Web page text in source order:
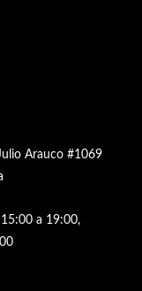
Arauco #1069
a 19:00,